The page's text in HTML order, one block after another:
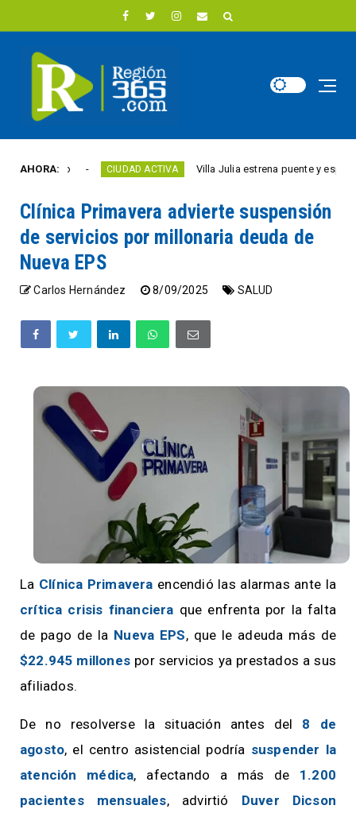
AHORA:
año CIUDAD ACTIVA Villa Julia estrena puente y espacios
Clínica Primavera advierte suspensión
de servicios por millonaria deuda de
Nueva EPS
Carlos Hernández 8/09/2025 SALUD
La Clínica Primavera encendió las alarmas ante la
crítica crisis financiera que enfrenta por la falta
de pago de la Nueva EPS, que le adeuda más de
$22.945 millones por servicios ya prestados a sus
afiliados.
De no resolverse la situación antes del 8 de
agosto, el centro asistencial podría suspender la
atención médica, afectando a más de 1.200
pacientes mensuales, advirtió Duver Dicson